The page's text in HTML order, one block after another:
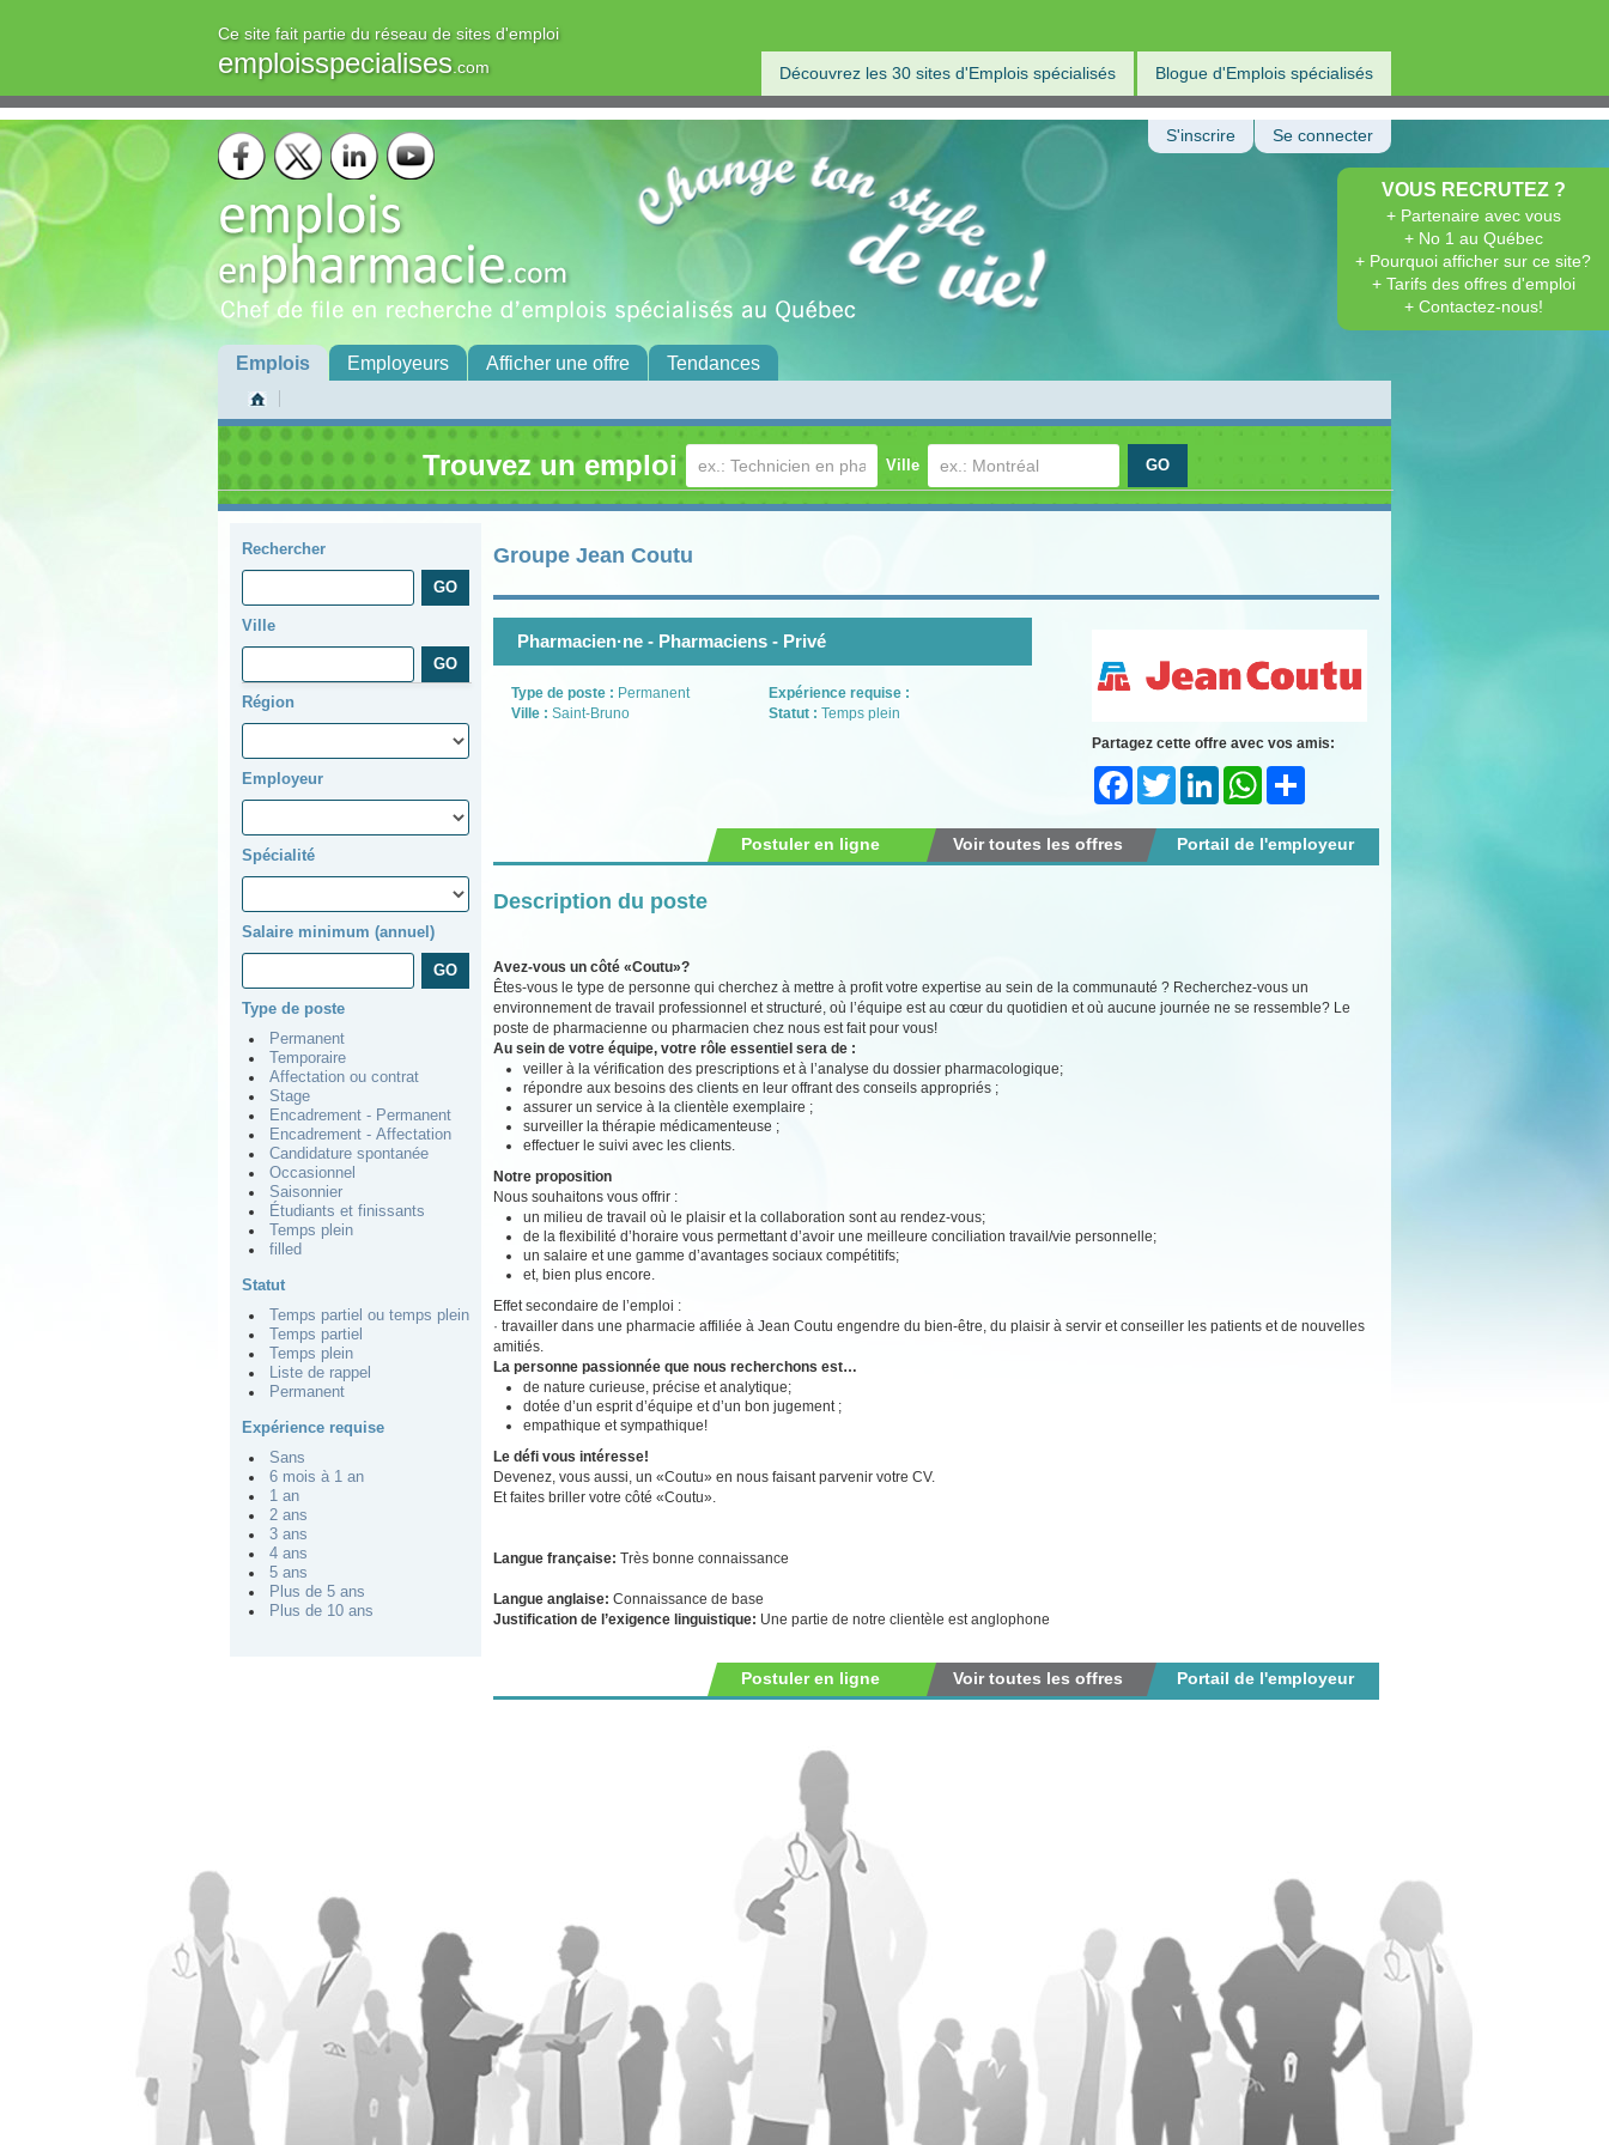
Ce site fait partie du réseau de sites d'emploi
emploisspecialises.com Découvrez les 30 sites d'Emplois spécialisés Blogue d'Emplois spécialisés
VOUS RECRUTEZ ?
+ Partenaire avec vous
+ No 1 au Québec
+ Pourquoi afficher sur ce site?
+ Tarifs des offres d'emploi
+ Contactez-nous!
S'inscrire Se connecter
Emplois Employeurs Afficher une offre Tendances
Trouvez un emploi Ville
Rechercher
Ville
Région
Employeur
Spécialité
Salaire minimum (annuel)
Type de poste
Permanent
Temporaire
Affectation ou contrat
Stage
Encadrement - Permanent
Encadrement - Affectation
Candidature spontanée
Occasionnel
Saisonnier
Étudiants et finissants
Temps plein
filled
Statut
Temps partiel ou temps plein
Temps partiel
Temps plein
Liste de rappel
Permanent
Expérience requise
Sans
6 mois à 1 an
1 an
2 ans
3 ans
4 ans
5 ans
Plus de 5 ans
Plus de 10 ans
Groupe Jean Coutu
Pharmacien·ne - Pharmaciens - Privé
Type de poste : Permanent
Ville : Saint-Bruno
Expérience requise :
Statut : Temps plein
Partagez cette offre avec vos amis:
FacebookTwitter LinkedInWhatsApp
Portail de l'employeur
Voir toutes les offres
Postuler en ligne
Description du poste
Avez-vous un côté «Coutu»?
Êtes-vous le type de personne qui cherchez à mettre à profit votre expertise au sein de la communauté ? Recherchez-vous un
environnement de travail professionnel et structuré, où l’équipe est au cœur du quotidien et où aucune journée ne se ressemble? Le
poste de pharmacienne ou pharmacien chez nous est fait pour vous!
Au sein de votre équipe, votre rôle essentiel sera de :
veiller à la vérification des prescriptions et à l’analyse du dossier pharmacologique;
répondre aux besoins des clients en leur offrant des conseils appropriés ;
assurer un service à la clientèle exemplaire ;
surveiller la thérapie médicamenteuse ;
effectuer le suivi avec les clients.
Notre proposition
Nous souhaitons vous offrir :
un milieu de travail où le plaisir et la collaboration sont au rendez-vous;
de la flexibilité d’horaire vous permettant d’avoir une meilleure conciliation travail/vie personnelle;
un salaire et une gamme d’avantages sociaux compétitifs;
et, bien plus encore.
Effet secondaire de l’emploi :
· travailler dans une pharmacie affiliée à Jean Coutu engendre du bien-être, du plaisir à servir et conseiller les patients et de nouvelles
amitiés.
La personne passionnée que nous recherchons est…
de nature curieuse, précise et analytique;
dotée d’un esprit d’équipe et d’un bon jugement ;
empathique et sympathique!
Le défi vous intéresse!
Devenez, vous aussi, un «Coutu» en nous faisant parvenir votre CV.
Et faites briller votre côté «Coutu».
Langue française: Très bonne connaissance
Langue anglaise: Connaissance de base
Justification de l’exigence linguistique: Une partie de notre clientèle est anglophone
Portail de l'employeur
Voir toutes les offres
Postuler en ligne